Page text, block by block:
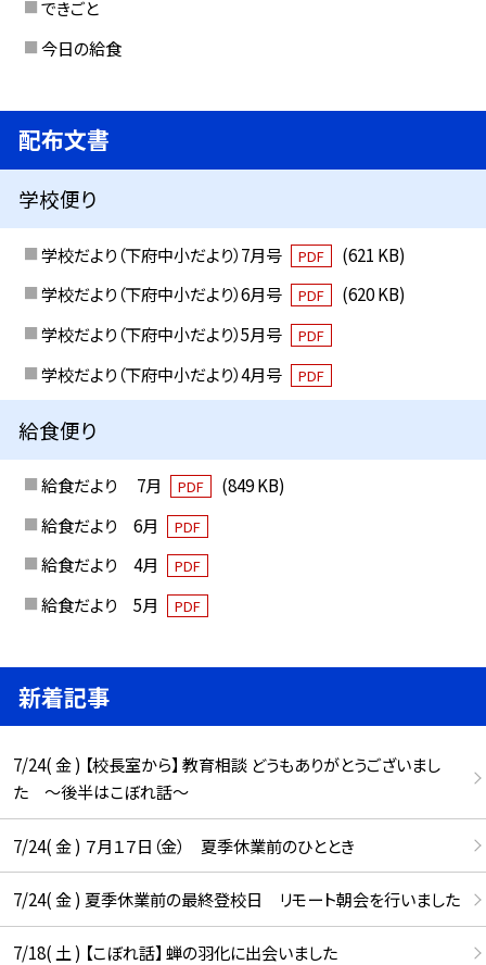
できごと
今日の給食
配布文書
学校便り
学校だより（下府中小だより）7月号 PDF
(621 KB)
学校だより（下府中小だより）6月号
PDF
(620 KB)
学校だより（下府中小だより）5月号
PDF
学校だより（下府中小だより）4月号 PDF
給食便り
給食だより 7月 PDF
(849 KB)
給食だより 6月
PDF
給食だより 4月 PDF
給食だより 5月 PDF
新着記事
7/24( 金 ) 【校長室から】 教育相談 どうもありがとうございまし
た ～後半はこぼれ話～
7/24( 金 ) ７月１７日（金） 夏季休業前のひととき
7/24( 金 ) 夏季休業前の最終登校日 リモート朝会を行いました
7/18( 土 ) 【こぼれ話】 蝉の羽化に出会いました